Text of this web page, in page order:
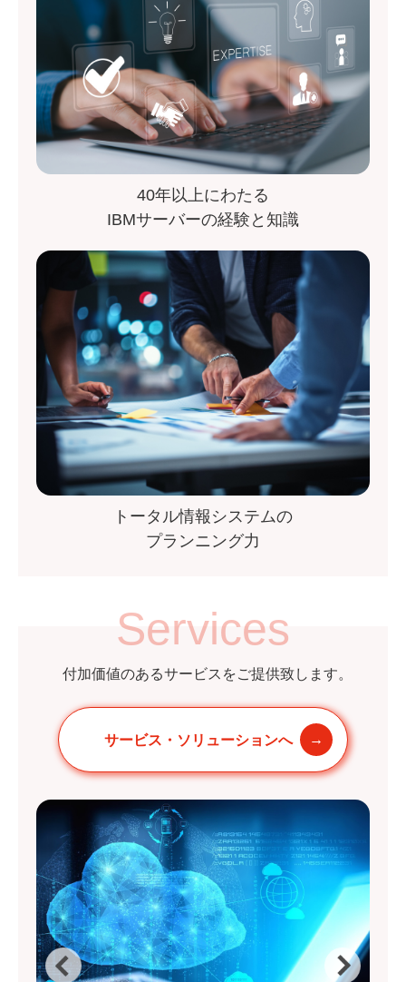
40年以上にわたる
IBMサーバーの経験と知識
トータル情報システムの
プランニング力
Services
付加価値のあるサービスをご提供致します。
サービス・ソリューションへ